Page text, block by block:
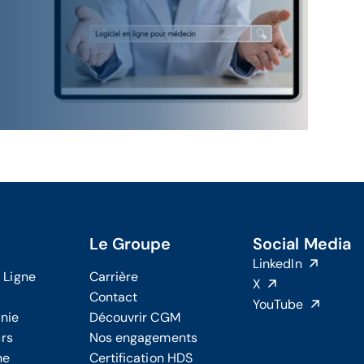
Le Groupe
Carrière
Contact
Découvrir CGM
Nos engagements
Certification HDS
Social Media
LinkedIn
X
YouTube